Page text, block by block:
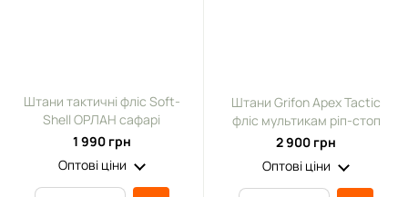
Штани тактичні фліс Soft-
Shell ОРЛАН сафарі
1 990 грн
Оптові ціни
Штани Grifon Apex Tactic
фліс мультикам ріп-стоп
2 900 грн
Оптові ціни